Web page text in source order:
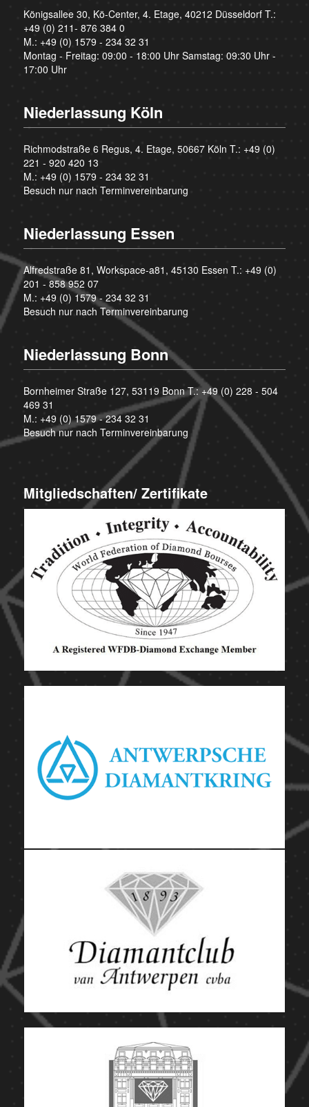
Königsallee 30, Kö-Center, 4. Etage, 40212 Düsseldorf T.:
+49 (0) 211- 876 384 0
M.: +49 (0) 1579 - 234 32 31
Montag - Freitag: 09:00 - 18:00 Uhr Samstag: 09:30 Uhr -
17:00 Uhr
Niederlassung Köln
Richmodstraße 6 Regus, 4. Etage, 50667 Köln T.: +49 (0)
221 - 920 420 13
M.: +49 (0) 1579 - 234 32 31
Besuch nur nach Terminvereinbarung
Niederlassung Essen
Alfredstraße 81, Workspace-a81, 45130 Essen T.: +49 (0)
201 - 858 952 07
M.: +49 (0) 1579 - 234 32 31
Besuch nur nach Terminvereinbarung
Niederlassung Bonn
Bornheimer Straße 127, 53119 Bonn T.:+49 (0) 228 - 504
469 31
M.: +49 (0) 1579 - 234 32 31
Besuch nur nach Terminvereinbarung
Mitgliedschaften/ Zertifikate